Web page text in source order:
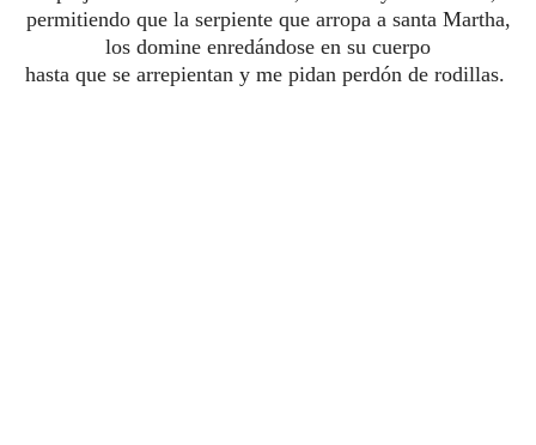
permitiendo que la serpiente que arropa a santa Martha,
los domine enredándose en su cuerpo
hasta que se arrepientan y me pidan perdón de rodillas.